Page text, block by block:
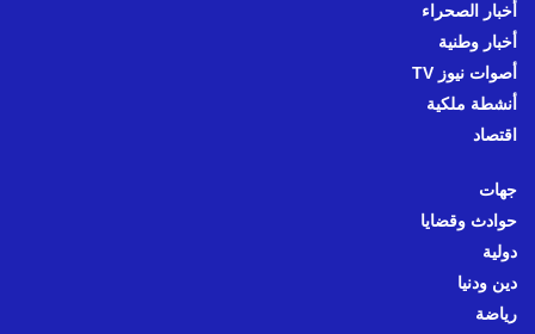
أخبار الصحراء
أخبار وطنية
أصوات نيوز TV
أنشطة ملكية
اقتصاد
جهات
حوادث وقضايا
دولية
دين ودنيا
رياضة